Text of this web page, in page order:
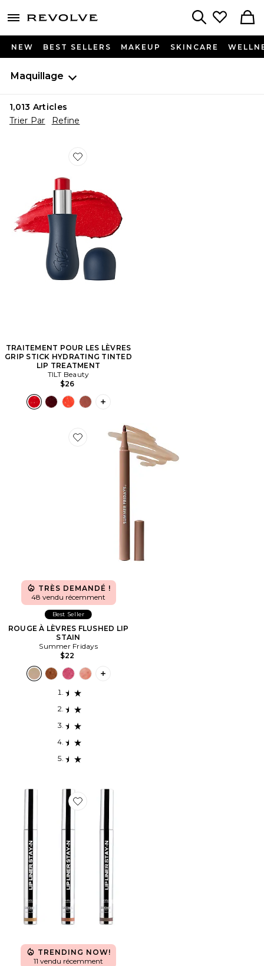
menu - shows more content
NEW BEST SELLERS MAKEUP SKINCARE
Maquillage
1,013 Articles
Trier Par
Refine
Favorite TRAITEMENT POUR LES LÈVRES GRIP
TRAITEMENT POUR LES LÈVRES
GRIP STICK HYDRATING TINTED
LIP TREATMENT
TILT Beauty
$26
PLUS ICON TO SEE MORE OPTIONS
Favorite ROUGE À LÈVRES FLUSHED LIP STAIN
TRÈS DEMANDÉ !
48 vendu récemment
Best Seller
ROUGE À LÈVRES FLUSHED LIP
STAIN
Summer Fridays
$22
PLUS ICON TO SEE MORE OPTIONS
Favorite CRAYON À LÈVRES LIP LINER STAY-N
TRENDING NOW!
11 vendu récemment